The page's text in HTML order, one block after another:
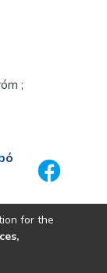
;
for the